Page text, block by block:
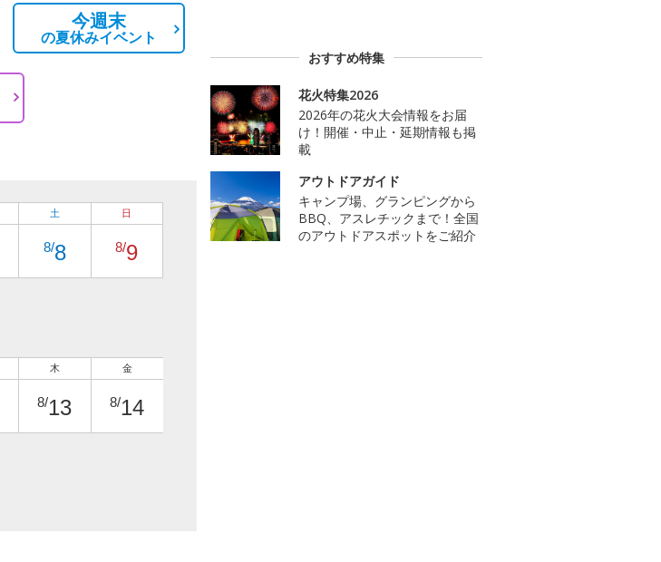
今週末
の夏休みイベント
土
8/8
日
8/9
木
8/13
金
8/14
おすすめ特集
花火特集2026
2026年の花火大会情報をお届
け！開催・中止・延期情報も掲
載
アウトドアガイド
キャンプ場、グランピングから
BBQ、アスレチックまで！全国
のアウトドアスポットをご紹介